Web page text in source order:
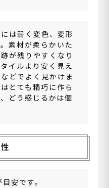
には弱く変色、変形
素材が柔らかいた
が残りやすくなり
イルより安く見え
どでよく見かけま
とても精巧に作ら
どう感じるかは個
安です。